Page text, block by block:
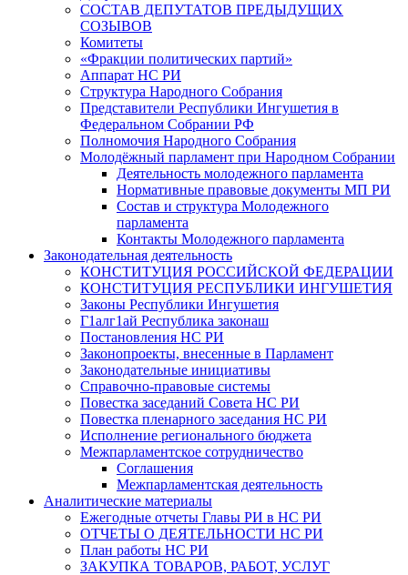
СОСТАВ ДЕПУТАТОВ ПРЕДЫДУЩИХ
СОЗЫВОВ
Комитеты
«Фракции политических партий»
Аппарат НС РИ
Структура Народного Собрания
Представители Республики Ингушетия в
Федеральном Собрании РФ
Полномочия Народного Собрания
Молодёжный парламент при Народном Собрании
Деятельность молодежного парламента
Нормативные правовые документы МП РИ
Состав и структура Молодежного
парламента
Контакты Молодежного парламента
Законодательная деятельность
КОНСТИТУЦИЯ РОССИЙСКОЙ ФЕДЕРАЦИИ
КОНСТИТУЦИЯ РЕСПУБЛИКИ ИНГУШЕТИЯ
Законы Республики Ингушетия
Г1алг1ай Республика законаш
Постановления НС РИ
Законопроекты, внесенные в Парламент
Законодательные инициативы
Справочно-правовые системы
Повестка заседаний Совета НС РИ
Повестка пленарного заседания НС РИ
Исполнение регионального бюджета
Межпарламентское сотрудничество
Соглашения
Межпарламентская деятельность
Аналитические материалы
Ежегодные отчеты Главы РИ в НС РИ
ОТЧЕТЫ О ДЕЯТЕЛЬНОСТИ НС РИ
План работы НС РИ
ЗАКУПКА ТОВАРОВ, РАБОТ, УСЛУГ